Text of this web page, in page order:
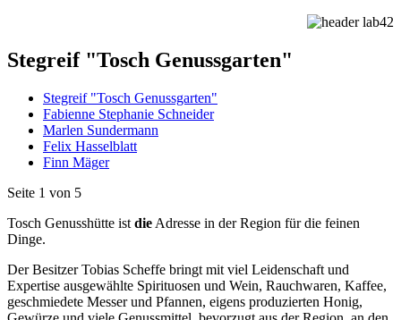
Stegreif "Tosch Genussgarten"
Stegreif "Tosch Genussgarten"
Fabienne Stephanie Schneider
Marlen Sundermann
Felix Hasselblatt
Finn Mäger
Seite 1 von 5
Tosch Genusshütte ist die Adresse in der Region für die feinen
Dinge.
Der Besitzer Tobias Scheffe bringt mit viel Leidenschaft und
Expertise ausgewählte Spirituosen und Wein, Rauchwaren, Kaffee,
geschmiedete Messer und Pfannen, eigens produzierten Honig,